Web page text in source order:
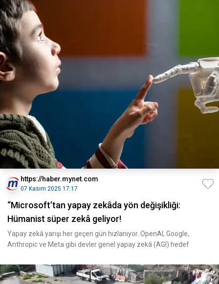
https://haber.mynet.com
07 Kasım 2025 17:17
“Microsoft’tan yapay zekâda yön değişikliği:
Hümanist süper zekâ geliyor!
Yapay zekâ yarışı her geçen gün hızlanıyor. OpenAI, Google,
Anthropic ve Meta gibi devler genel yapay zekâ (AGI) hedef